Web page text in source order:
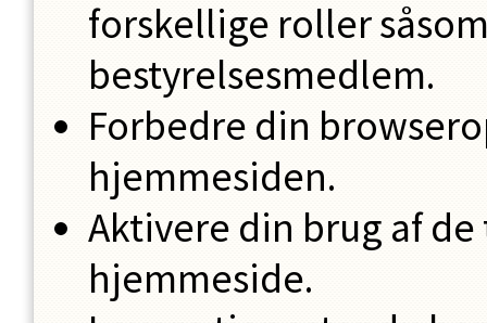
forskellige roller
bestyrelsesmedlem.
Forbedre din
hjemmesiden.
Aktivere din brug af
hjemmeside.